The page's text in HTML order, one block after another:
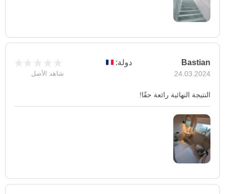
Bastian
24.03.2024
دولة:
شاهد الأصل
النتيجة النهائية رائعة حقًا!